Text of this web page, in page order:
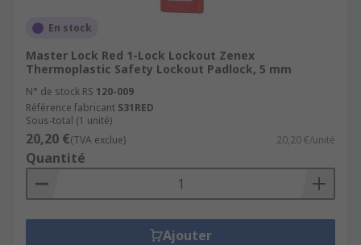
En stock
Master Lock Red 1-Lock Lockout Zenex
Thermoplastic Safety Lockout Padlock, 5 mm
N° de stock RS 120-009
Référence fabricant S31RED
Sous-total (1 unité)
20,20 €(TVA exclue) 20,20 €/unité
Quantité
Ajouter